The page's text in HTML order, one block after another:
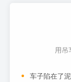
用吊
车子陷在了